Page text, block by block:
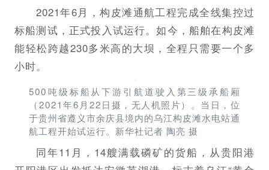
2021年6月，构皮滩通航工程完成全线集控过
标船测试，正式投入试运行。如今，船舶在构皮滩
能轻松跨越230多米高的大坝，全程只需要一个多
小时。
500吨级标船从下游引航道驶入第三级承船厢
（2021年6月22日摄，无人机照片）。当日，位
于贵州省遵义市余庆县境内的乌江构皮滩水电站通
航工程开始试运行。新华社记者 陶亮 摄
同年11月，14艘满载磷矿的货船，从贵阳港